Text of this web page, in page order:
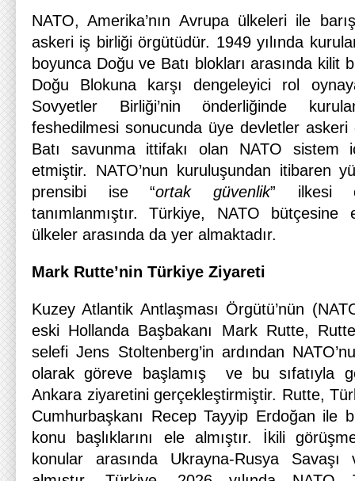
NATO, Amerika’nın Avrupa ülkeleri ile
askeri iş birliği örgütüdür. 1949 yılında
boyunca Doğu ve Batı blokları arasında kilit
Doğu Blokuna karşı dengeleyici rol
Sovyetler Birliği’nin önderliğinde
feshedilmesi sonucunda üye devletler
Batı savunma ittifakı olan NATO sistem
etmiştir. NATO’nun kuruluşundan itibaren
prensibi ise “ortak güvenlik” ilkesi
tanımlanmıştır. Türkiye, NATO
ülkeler arasında da yer almaktadır.
Mark Rutte’nin Türkiye Ziyareti
Kuzey Atlantik Antlaşması Örgütü’nün
eski Hollanda Başbakanı Mark Rutte,
selefi Jens Stoltenberg’in ardından
olarak göreve başlamış ve bu sıfatıyla
Ankara ziyaretini gerçekleştirmiştir. Rutte,
Cumhurbaşkanı Recep Tayyip Erdoğan ile
konu başlıklarını ele almıştır. İkili
konular arasında Ukrayna-Rusya